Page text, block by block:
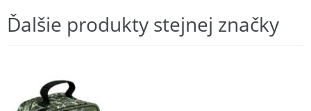
Ďalšie produkty stejnej značky